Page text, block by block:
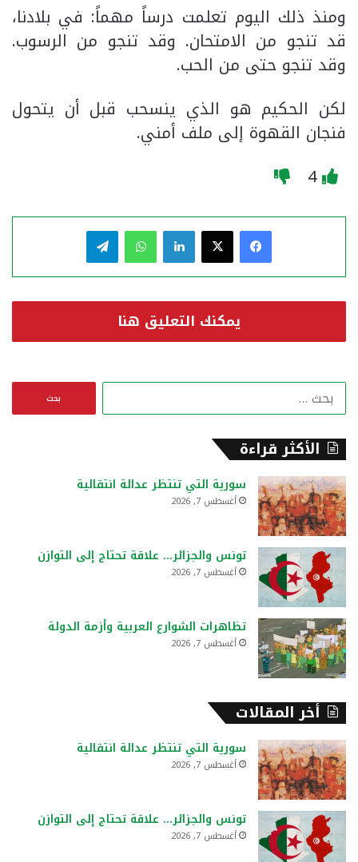
ومنذ ذلك اليوم تعلمت درساً مهماً: في بلادنا،
قد تنجو من الامتحان. وقد تنجو من الرسوب.
وقد تنجو حتى من الحب.
لكن الحكيم هو الذي ينسحب قبل أن يتحول
فنجان القهوة إلى ملف أمني.
4
فيسبوك لينكدإن واتساب
يمكنك التعليق هنا
ن
الأكثر قراءة
سورية التي تنتظر عدالة انتقالية
أغسطس 7, 2026
تونس والجزائر… علاقة تحتاج إلى التوازن
أغسطس 7, 2026
تظاهرات الشوارع العربية وأزمة الدولة
أغسطس 7, 2026
أخر المقالات
سورية التي تنتظر عدالة انتقالية
أغسطس 7, 2026
تونس والجزائر… علاقة تحتاج إلى التوازن
أغسطس 7, 2026